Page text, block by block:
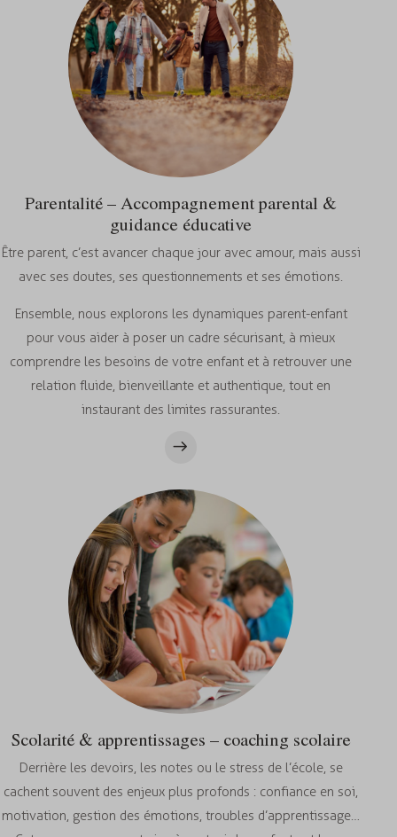
Parentalité – Accompagnement parental &
guidance éducative
Être parent, c’est avancer chaque jour avec amour, mais aussi
avec ses doutes, ses questionnements et ses émotions.
Ensemble, nous explorons les dynamiques parent-enfant
pour vous aider à poser un cadre sécurisant, à mieux
comprendre les besoins de votre enfant et à retrouver une
relation fluide, bienveillante et authentique, tout en
instaurant des limites rassurantes.
Scolarité & apprentissages – coaching scolaire
Derrière les devoirs, les notes ou le stress de l’école, se
cachent souvent des enjeux plus profonds : confiance en soi,
motivation, gestion des émotions, troubles d’apprentissage…